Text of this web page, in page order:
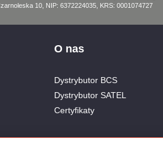
10, NIP: 6372224035, KRS: 0001074727
O nas
Dystrybutor BCS
Dystrybutor SATEL
Certyfikaty